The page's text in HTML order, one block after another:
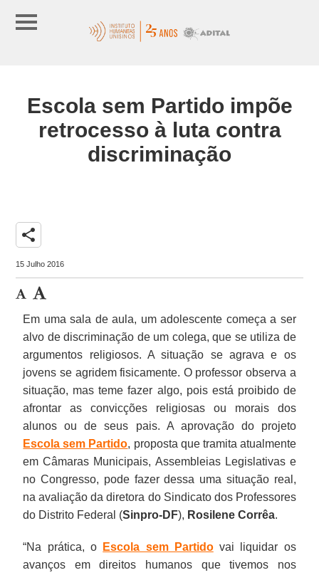
Escola sem Partido impõe
retrocesso à luta contra
discriminação
share
15 Julho 2016
Em uma sala de aula, um adolescente começa a ser
alvo de discriminação de um colega, que se utiliza de
argumentos religiosos. A situação se agrava e os
jovens se agridem fisicamente. O professor observa a
situação, mas teme fazer algo, pois está proibido de
afrontar as convicções religiosas ou morais dos
alunos ou de seus pais. A aprovação do projeto
Escola sem Partido, proposta que tramita atualmente
em Câmaras Municipais, Assembleias Legislativas e
no Congresso, pode fazer dessa uma situação real,
na avaliação da diretora do Sindicato dos Professores
do Distrito Federal (Sinpro-DF), Rosilene Corrêa.
“Na prática, o Escola sem Partidovai liquidar os
avanços em direitos humanos que tivemos nos